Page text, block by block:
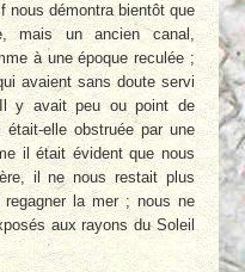
nous démontra bientôt que
mais un ancien canal,
à une époque reculée ;
avaient sans doute servi
y avait peu ou point de
elle obstruée par une
il était évident que nous
il ne nous restait plus
la mer ; nous ne
aux rayons du Soleil